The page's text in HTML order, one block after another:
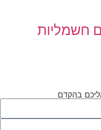
בהקדם